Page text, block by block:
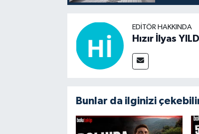
EDITÖR HAKKINDA
Hızır İlyas
Bunlar da ilginizi